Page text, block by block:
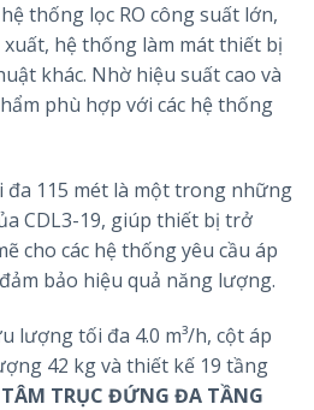
thống lọc RO công suất lớn,
hệ thống làm mát thiết bị
khác. Nhờ hiệu suất cao và
phù hợp với các hệ thống
đa 115 mét là một trong những
CDL3-19, giúp thiết bị trở
cho các hệ thống yêu cầu áp
bảo hiệu quả năng lượng.
lượng tối đa 4.0 m³/h, cột áp
42 kg và thiết kế 19 tầng
TRỤC ĐỨNG ĐA TẦNG